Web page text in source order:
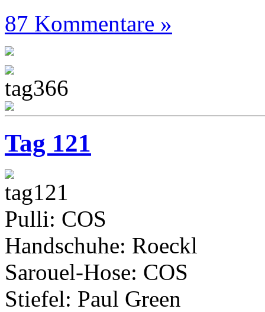
87 Kommentare »
Tag 121
Pulli: COS
Handschuhe: Roeckl
Sarouel-Hose: COS
Stiefel: Paul Green